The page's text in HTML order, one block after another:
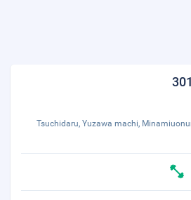
173-1, Tsuchidaru, Yuzawa machi,